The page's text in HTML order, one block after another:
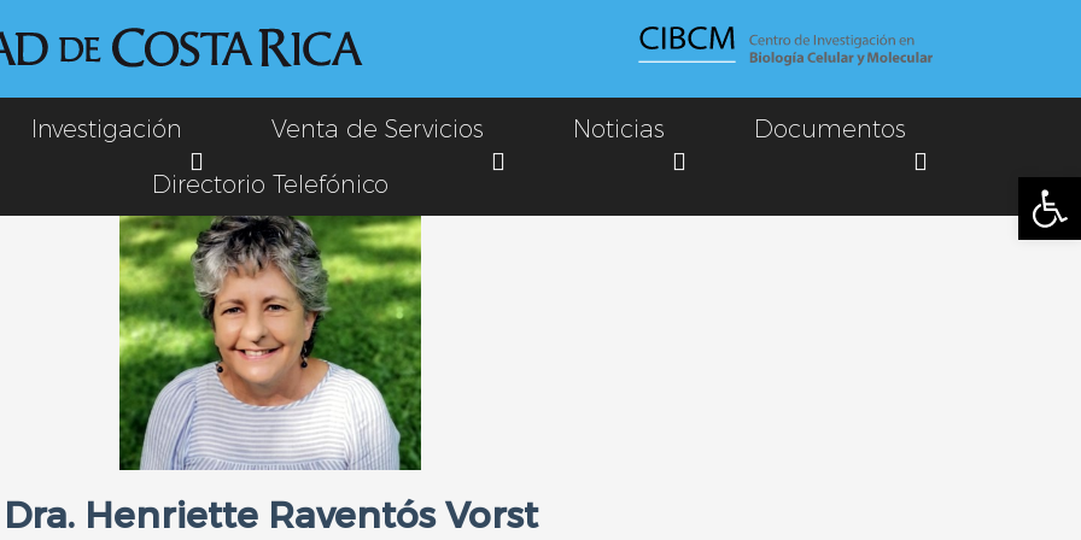
Investigación Venta de Servicios Noticias
Documentos
Directorio Telefónico
Dra. Henriette Raventós Vorst